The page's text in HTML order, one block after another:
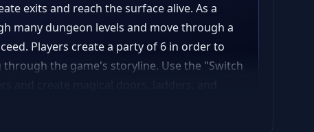
exits and reach the surface alive. As a
many dungeon levels and move through a
Players create a party of 6 in order to
the game's storyline. Use the "Switch
and magic items to reach the surface